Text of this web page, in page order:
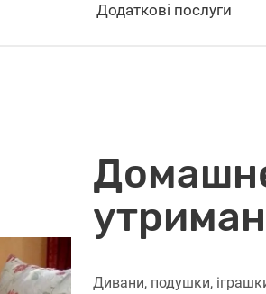
Додаткові послуги
Дивани, подушки,